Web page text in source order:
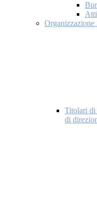
Organizzazione
Titolari di
di